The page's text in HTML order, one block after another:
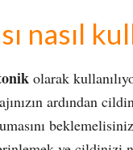
nasıl
olarak
ardından